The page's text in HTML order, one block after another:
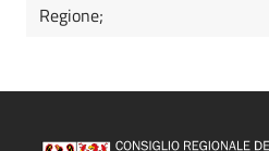
Regione;